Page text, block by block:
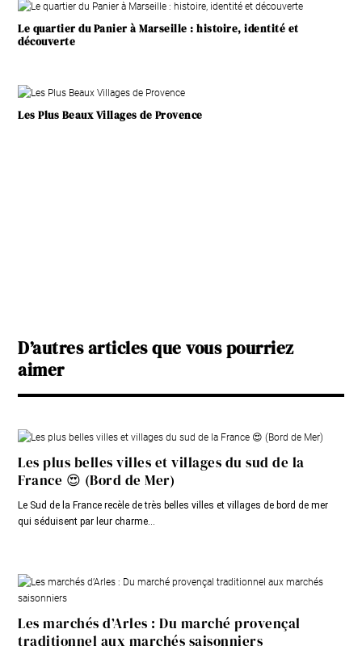
Le quartier du Panier à Marseille : histoire, identité et
découverte
Les Plus Beaux Villages de Provence
D’autres articles que vous pourriez
aimer
Les plus belles villes et villages du sud de la
France 😍 (Bord de Mer)
Le Sud de la France recèle de très belles villes et villages de bord de mer
qui séduisent par leur charme...
Les marchés d’Arles : Du marché provençal
traditionnel aux marchés saisonniers